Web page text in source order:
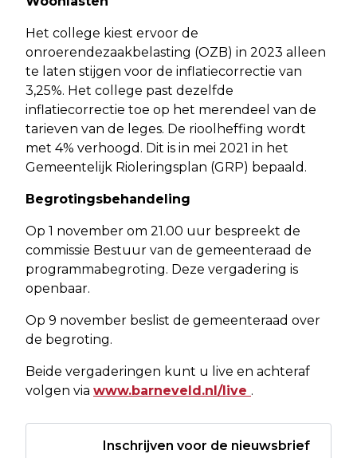
Het college kiest ervoor de
onroerendezaakbelasting (OZB) in 2023 alleen
te laten stijgen voor de inflatiecorrectie van
3,25%. Het college past dezelfde
inflatiecorrectie toe op het merendeel van de
tarieven van de leges. De rioolheffing wordt
met 4% verhoogd. Dit is in mei 2021 in het
Gemeentelijk Rioleringsplan (GRP) bepaald.
Begrotingsbehandeling
Op 1 november om 21.00 uur bespreekt de
commissie Bestuur van de gemeenteraad de
programmabegroting. Deze vergadering is
openbaar.
Op 9 november beslist de gemeenteraad over
de begroting.
Beide vergaderingen kunt u live en achteraf
volgen via www.barneveld.nl/live .
Inschrijven voor de nieuwsbrief